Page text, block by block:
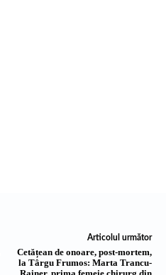
Articolul următor
Cetățean de onoare, post-mortem,
la Târgu Frumos: Marta Trancu-